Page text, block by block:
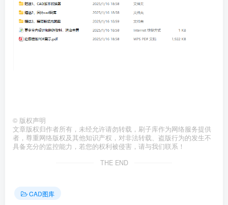
© 版权声明
文章版权归作者所有，未经允许请勿转载，刷子库作为网络服务提供
者，尊重网络版权及其他知识产权，对非法转载、盗版行为的发生不
具备充分的监控能力，若您的权利被侵害，请与我们联系！
THE END
CAD图库